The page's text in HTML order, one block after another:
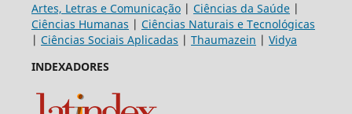
Artes, Letras e Comunicação| Ciências da Saúde|
Ciências Humanas | Ciências Naturais e Tecnológicas
| Ciências Sociais Aplicadas | Thaumazein | Vidya
INDEXADORES